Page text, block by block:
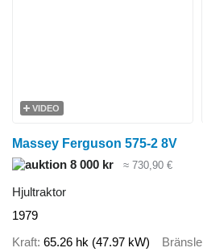
VIDEO
Massey Ferguson 575-2 8V
8 000 kr
≈ 730,90 €
Hjultraktor
1979
Kraft 65.26 hk (47.97 kW) Bränsle